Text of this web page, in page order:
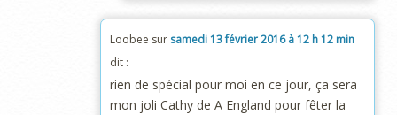
Loobee sur samedi 13 février 2016 à 12 h 12 min
dit :
rien de spécial pour moi en ce jour, ça sera
mon joli Cathy de A England pour fêter la